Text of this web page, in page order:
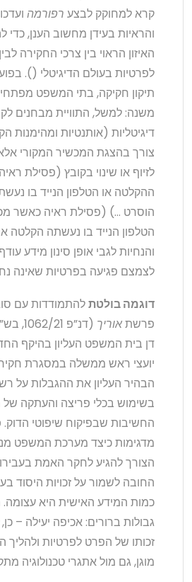
קרא למחוקק לבצע רפורמה
והראיות בעידן מחשוב הענן,
האיזון הראוי בין צרכי החקירה
לפרטיות בעולם הדיגיטלי ().
תיקון חקיקה, בתי המשפט
משנה: למשל, התוויית מבחנים
דיגיטליות (אותנטיות ומהימנות
צורך בהצגת המכשיר המקורי
לזיוף או שינוי בקובץ (פסילת
ההקלטה או הטלפון הנייד בו
הוסרט …) (פסילת ראיה כאשר
הטלפון הנייד בו נעשתה הקלטה
והנחיות לגבי אופן סינון מידע
לצמצם פגיעה בפרטיות שאינה
דוגמה בולטתלהתמודדות עם
פרשתאוריך
דן בית המשפט העליון בהיקף
יועצי ראש ממשלה במסגרת
הבהיר העליון את ההגבלות על
בשימוש בכלי פריצה והעתקה של
החשיבות שבפיקוח שיפוטי הדוק.
מדגימות כיצד מערכת המשפט
הצורך להגיע לחקר האמת
החובה לשמור על זכויות היסוד
כמות המידע האישית היא
גבולות ברורים: אכיפה יעילה –
זכותו של הפרט לפרטיות ולהליך
מוגן, גם מול אתגרי טכנולוגיה